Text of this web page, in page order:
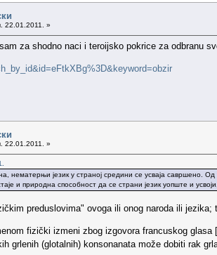
22.01.2011. »
za shodno naci i teroijsko pokrice za odbranu
22.01.2011. »
нематерњи језик у страној средини се усваја савршено.
и природна способност да се страни језик уопште и
preduslovima" ovoga ili onog naroda ili
fizički izmeni zbog izgovora francuskog
grlenih (glotalnih) konsonanata može dobiti rak